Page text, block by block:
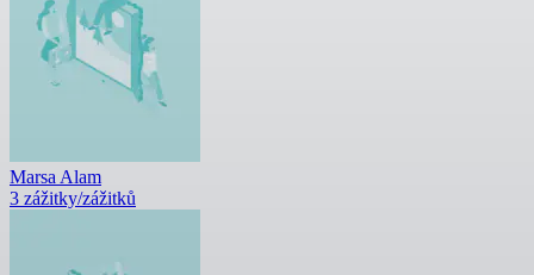
Marsa Alam
3 zážitky/zážitků